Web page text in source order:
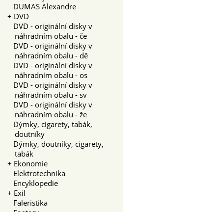
DUMAS Alexandre
+ DVD
DVD - originální disky v
náhradním obalu - če
DVD - originální disky v
náhradním obalu - dě
DVD - originální disky v
náhradním obalu - os
DVD - originální disky v
náhradním obalu - sv
DVD - originální disky v
náhradním obalu - že
Dýmky, cigarety, tabák,
doutníky
Dýmky, doutníky, cigarety,
tabák
+ Ekonomie
Elektrotechnika
Encyklopedie
+ Exil
Faleristika